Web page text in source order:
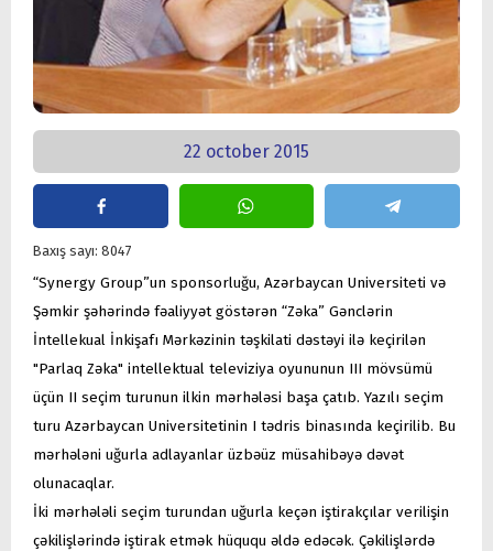
22 october 2015
Baxış sayı: 8047
“Synergy Group”un sponsorluğu, Azərbaycan Universiteti və
Şəmkir şəhərində fəaliyyət göstərən “Zəka” Gənclərin
İntellekual İnkişafı Mərkəzinin təşkilati dəstəyi ilə keçirilən
"Parlaq Zəka" intellektual televiziya oyununun III mövsümü
üçün II seçim turunun ilkin mərhələsi başa çatıb. Yazılı seçim
turu Azərbaycan Universitetinin I tədris binasında keçirilib. Bu
mərhələni uğurla adlayanlar üzbəüz müsahibəyə dəvət
olunacaqlar.
İki mərhələli seçim turundan uğurla keçən iştirakçılar verilişin
çəkilişlərində iştirak etmək hüququ əldə edəcək. Çəkilişlərdə